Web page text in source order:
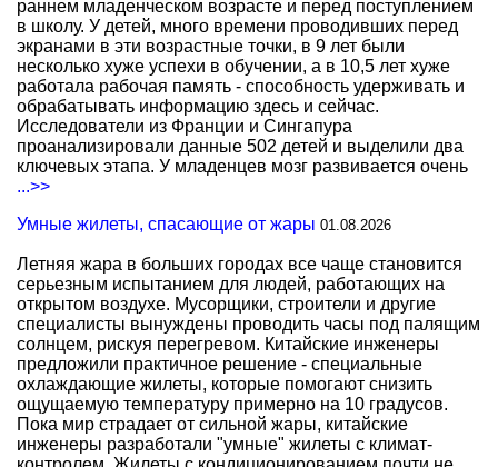
раннем младенческом возрасте и перед поступлением
в школу. У детей, много времени проводивших перед
экранами в эти возрастные точки, в 9 лет были
несколько хуже успехи в обучении, а в 10,5 лет хуже
работала рабочая память - способность удерживать и
обрабатывать информацию здесь и сейчас.
Исследователи из Франции и Сингапура
проанализировали данные 502 детей и выделили два
ключевых этапа. У младенцев мозг развивается очень
...>>
Умные жилеты, спасающие от жары 01.08.2026
Летняя жара в больших городах все чаще становится
серьезным испытанием для людей, работающих на
открытом воздухе. Мусорщики, строители и другие
специалисты вынуждены проводить часы под палящим
солнцем, рискуя перегревом. Китайские инженеры
предложили практичное решение - специальные
охлаждающие жилеты, которые помогают снизить
ощущаемую температуру примерно на 10 градусов.
Пока мир страдает от сильной жары, китайские
инженеры разработали "умные" жилеты с климат-